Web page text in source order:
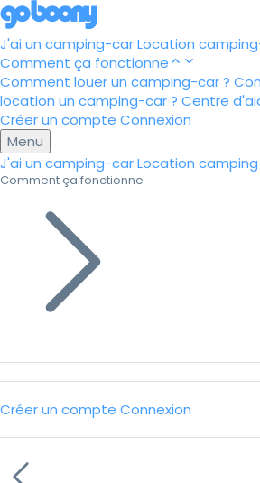
J'ai un camping-carLocation
Comment ça fonctionne
Comment louer un camping-car ?
location un camping-car ? Centre
Créer un compte Connexion
Menu
J'ai un camping-carLocation
Comment ça fonctionne
Créer un compte Connexion